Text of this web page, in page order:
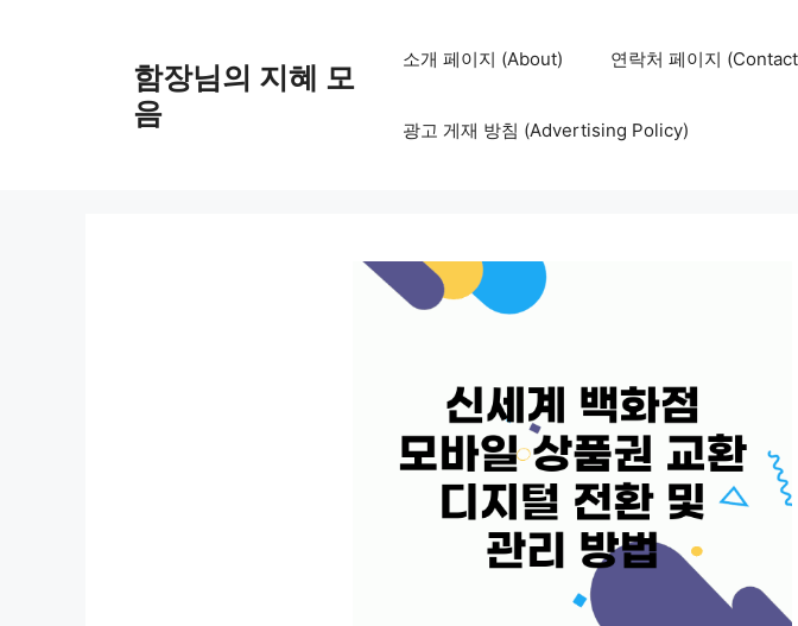
함장님의 지혜 모
음
소개 페이지 (About) 연락처 페이지
광고 게재 방침 (Advertising Policy)